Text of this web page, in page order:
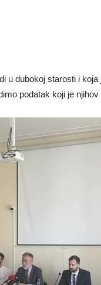
u dubokoj starosti i
podatak koji je